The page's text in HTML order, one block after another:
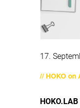
// HOKO on
17.